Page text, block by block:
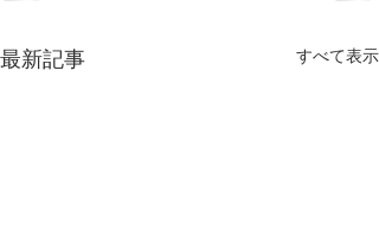
最新記事 すべて表示